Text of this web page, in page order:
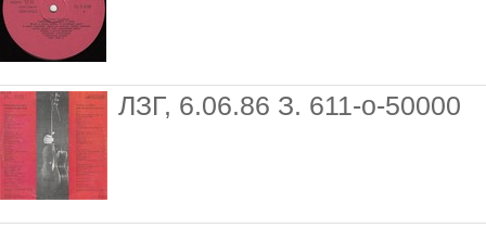
ЛЗГ, 6.06.86 З. 611-о-50000